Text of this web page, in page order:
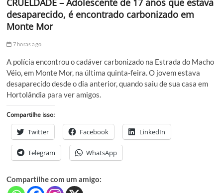
CRUELDADE – Adolescente de 17 anos que estava
desaparecido, é encontrado carbonizado em
Monte Mor
7 horas ago
A polícia encontrou o cadáver carbonizado na Estrada do Macho
Véio, em Monte Mor, na última quinta-feira. O jovem estava
desaparecido desde o dia anterior, quando saiu de sua casa em
Hortolândia para ver amigos.
Compartilhe isso:
Twitter Facebook LinkedIn
Telegram WhatsApp
Compartilhe com um amigo: